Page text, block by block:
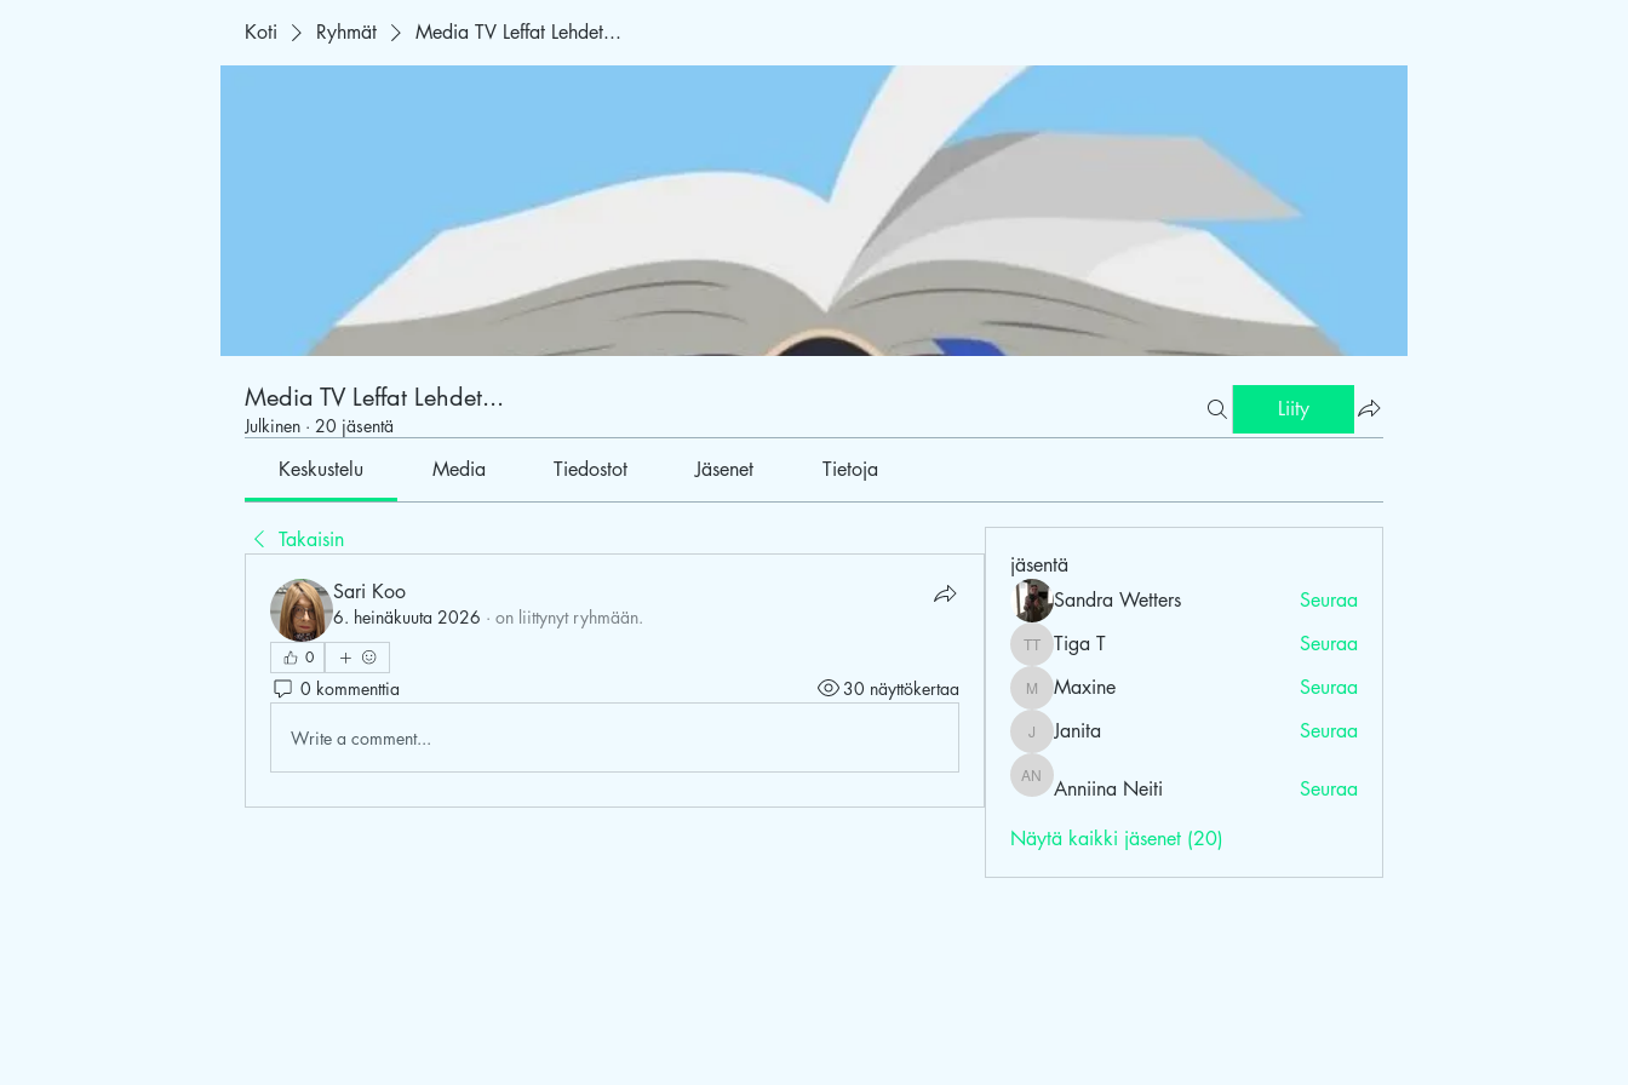
Koti Ryhmät Media TV Leffat Lehdet...
Media TV Leffat Lehdet...
Julkinen · 20 jäsentä
Liity
Keskustelu Media Tiedostot Jäsenet Tietoja
Takaisin
Sari Koo
6. heinäkuuta 2026 · on liittynyt ryhmään.
0
0 kommenttia 30 näyttökertaa
Write a comment...
jäsentä
Sandra Wetters
Seuraa
Tiga TTiga T Seuraa
MaxineMaxine Seuraa
JanitaJanita Seuraa
Anniina Neiti
Anniina Neiti
Seuraa
Näytä kaikki jäsenet (20)